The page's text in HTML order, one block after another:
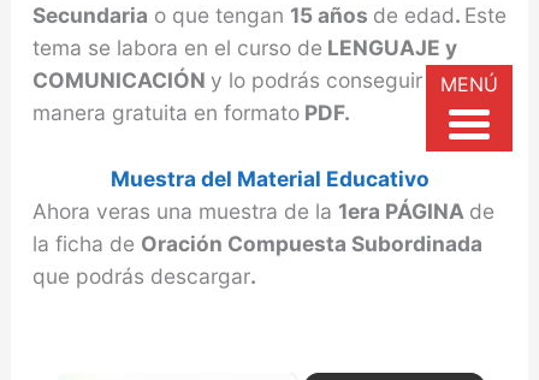
Secundaria o que tengan 15 años de edad. Este
tema se labora en el curso de LENGUAJE y
COMUNICACIÓN y lo podrás conseguir de
manera gratuita en formatoPDF.
Muestra del Material Educativo
Ahora veras una muestra de la 1era PÁGINA de
la ficha de Oración Compuesta Subordinada
que podrás descargar.
MENÚ